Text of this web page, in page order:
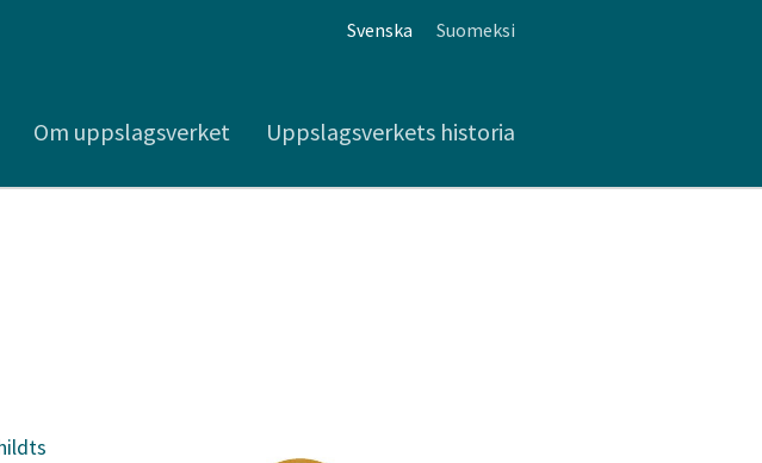
Svenska Suomeksi
Om uppslagsverket Uppslagsverkets historia